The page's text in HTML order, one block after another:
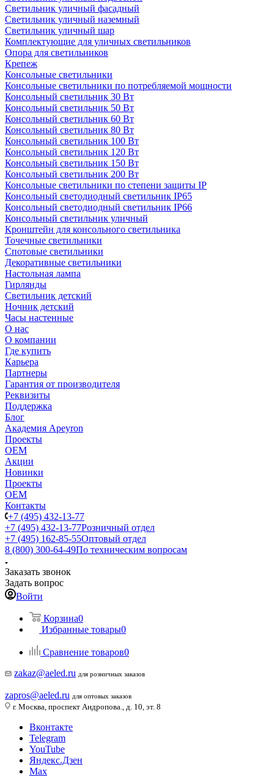
Светильник уличный фасадный
Светильник уличный наземный
Cветильник уличный шар
Комплектующие для уличных светильников
Опора для светильников
Крепеж
Консольные светильники
Консольные светильники по потребляемой мощности
Консольный светильник 30 Вт
Консольный светильник 50 Вт
Консольный светильник 60 Вт
Консольный светильник 80 Вт
Консольный светильник 100 Вт
Консольный светильник 120 Вт
Консольный светильник 150 Вт
Консольный светильник 200 Вт
Консольные светильники по степени защиты IP
Консольный светодиодный светильник IP65
Консольный светодиодный светильник IP66
Консольный светильник уличный
Кронштейн для консольного светильника
Точечные светильники
Спотовые светильники
Декоративные светильники
Настольная лампа
Гирлянды
Светильник детский
Ночник детский
Часы настенные
О нас
О компании
Где купить
Карьера
Партнеры
Гарантия от производителя
Реквизиты
Поддержка
Блог
Академия Apeyron
Проекты
ОЕМ
Акции
Новинки
Проекты
ОЕМ
Контакты
+7 (495) 432-13-77
+7 (495) 432-13-77Розничный отдел
+7 (495) 162-85-55Оптовый отдел
8 (800) 300-64-49По техническим вопросам
Заказать звонок
Задать вопрос
Войти
Корзина0
Избранные товары0
Сравнение товаров0
zakaz@aeled.ru для розничных заказов
zapros@aeled.ru для оптовых заказов
г. Москва, проспект Андропова., д. 10, эт. 8
Вконтакте
Telegram
YouTube
Яндекс.Дзен
Max